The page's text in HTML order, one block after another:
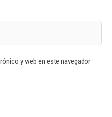
y web en este navegador